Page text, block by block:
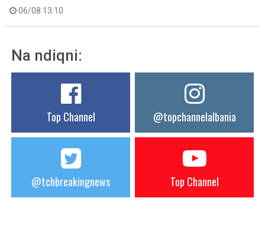
06/08 13:10
Na ndiqni:
Top Channel @topchannelalbania
@tchbreakingnews Top Channel